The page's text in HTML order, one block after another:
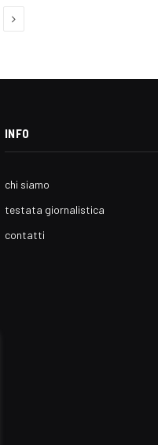
Next
INFO
chi siamo
testata giornalistica
contatti